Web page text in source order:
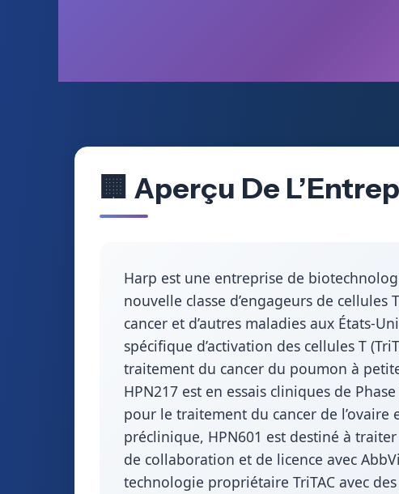
🏢 Aperçu De
Harp est une entreprise de
nouvelle classe d’engageurs de
cancer et d’autres maladies aux États-
spécifique d’activation des cellules T
traitement du cancer du poumon à
HPN217 est en essais cliniques de
pour le traitement du cancer de l’ovaire
préclinique, HPN601 est destiné à
de collaboration et de licence avec
technologie propriétaire TriTAC avec